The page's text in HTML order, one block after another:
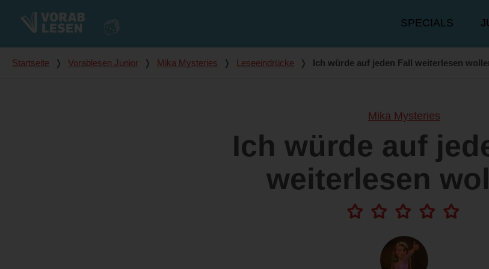
Hauptmenü
SPECIALS
Du bist hier
Startseite ❭ Vorablesen Junior ❭ Mika Mysteries ❭ Leseeindrücke ❭ Ich würde auf jeden Fall weiterlesen
Mika Mysteries
Ich würde auf
weiterlesen